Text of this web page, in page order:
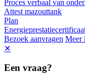
Proces verbaal van
Attest mazouttank
Plan
Bezoek aanvragen Meer
✕
Een vraag?